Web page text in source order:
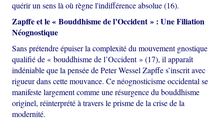
quérir un sens là où règne l'indifférence absolue (16).
Zapffe et le « Bouddhisme de l’Occident » : Une Filiation
Néognostique
Sans prétendre épuiser la complexité du mouvement gnostique
qualifié de « bouddhisme de l’Occident » (17), il apparaît
indéniable que la pensée de Peter Wessel Zapffe s’inscrit avec
rigueur dans cette mouvance. Ce néognosticisme occidental se
manifeste largement comme une résurgence du bouddhisme
originel, réinterprété à travers le prisme de la crise de la
modernité.